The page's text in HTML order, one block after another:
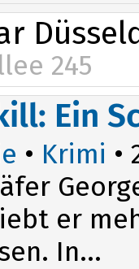
245
Ein
• Krimi •
er
In...